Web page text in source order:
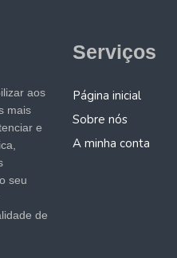
aos
mais
e
seu
de
Serviços
Página inicial
Sobre nós
A minha conta